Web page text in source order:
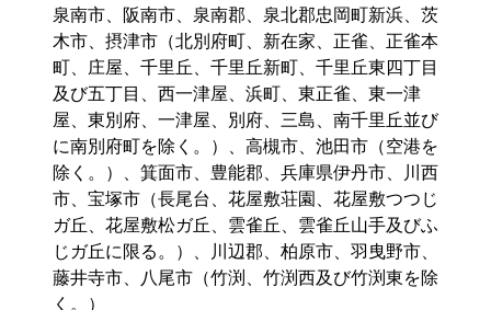
泉南市、阪南市、泉南郡、泉北郡忠岡町新浜、茨
木市、摂津市（北別府町、新在家、正雀、正雀本
町、庄屋、千里丘、千里丘新町、千里丘東四丁目
及び五丁目、西一津屋、浜町、東正雀、東一津
屋、東別府、一津屋、別府、三島、南千里丘並び
に南別府町を除く。）、高槻市、池田市（空港を
除く。）、箕面市、豊能郡、兵庫県伊丹市、川西
市、宝塚市（長尾台、花屋敷荘園、花屋敷つつじ
ガ丘、花屋敷松ガ丘、雲雀丘、雲雀丘山手及びふ
じガ丘に限る。）、川辺郡、柏原市、羽曳野市、
藤井寺市、八尾市（竹渕、竹渕西及び竹渕東を除
く。）